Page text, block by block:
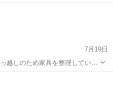
です
サイドテーブルは、ベッドサイ
7月19日
ています、まとめて買取してく
望です。